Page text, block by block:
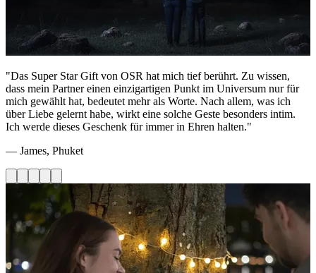
"Das Super Star Gift von OSR hat mich tief berührt. Zu wissen,
dass mein Partner einen einzigartigen Punkt im Universum nur für
mich gewählt hat, bedeutet mehr als Worte. Nach allem, was ich
über Liebe gelernt habe, wirkt eine solche Geste besonders intim.
Ich werde dieses Geschenk für immer in Ehren halten."
— James, Phuket